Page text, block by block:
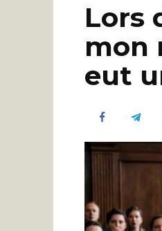
Lors
mon
eut